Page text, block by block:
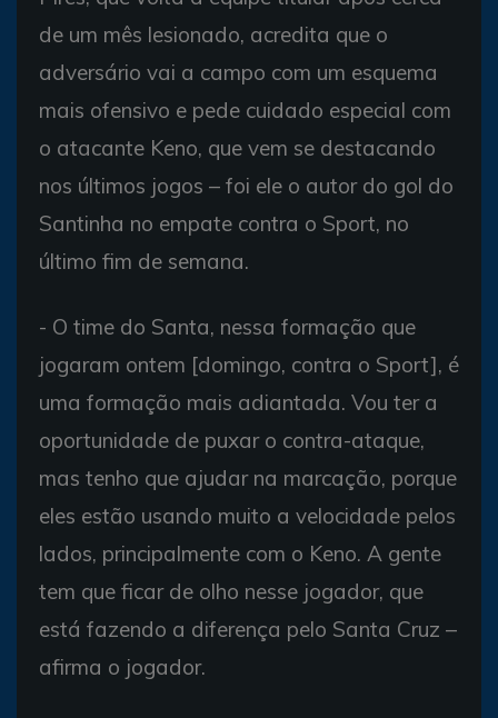
de um mês lesionado, acredita que o
adversário vai a campo com um esquema
mais ofensivo e pede cuidado especial com
o atacante Keno, que vem se destacando
nos últimos jogos – foi ele o autor do gol do
Santinha no empate contra o Sport, no
último fim de semana.
- O time do Santa, nessa formação que
jogaram ontem [domingo, contra o Sport], é
uma formação mais adiantada. Vou ter a
oportunidade de puxar o contra-ataque,
mas tenho que ajudar na marcação, porque
eles estão usando muito a velocidade pelos
lados, principalmente com o Keno. A gente
tem que ficar de olho nesse jogador, que
está fazendo a diferença pelo Santa Cruz –
afirma o jogador.